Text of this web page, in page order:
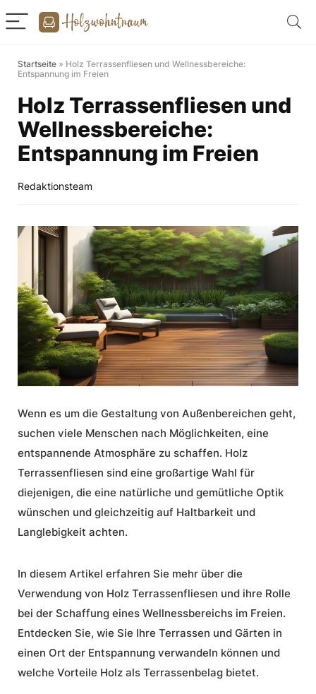
Startseite » Holz Terrassenfliesen und Wellnessbereiche:
Entspannung im Freien
Holz Terrassenfliesen und
Wellnessbereiche:
Entspannung im Freien
Redaktionsteam
Wenn es um die Gestaltung von Außenbereichen geht,
suchen viele Menschen nach Möglichkeiten, eine
entspannende Atmosphäre zu schaffen. Holz
Terrassenfliesen sind eine großartige Wahl für
diejenigen, die eine natürliche und gemütliche Optik
wünschen und gleichzeitig auf Haltbarkeit und
Langlebigkeit achten.
In diesem Artikel erfahren Sie mehr über die
Verwendung von Holz Terrassenfliesen und ihre Rolle
bei der Schaffung eines Wellnessbereichs im Freien.
Entdecken Sie, wie Sie Ihre Terrassen und Gärten in
einen Ort der Entspannung verwandeln können und
welche Vorteile Holz als Terrassenbelag bietet.